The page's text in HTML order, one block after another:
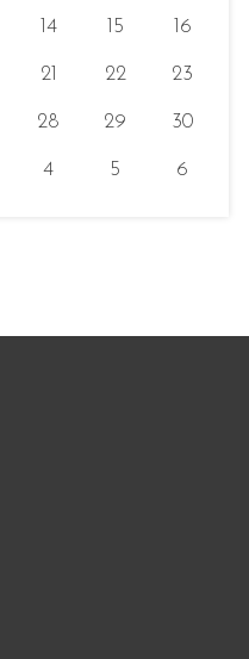
14 15 16
21 22 23
28 29 30
4 5 6